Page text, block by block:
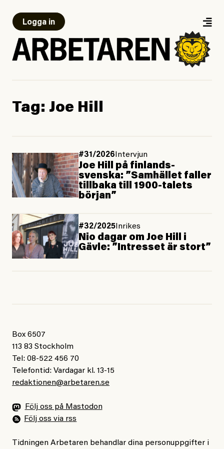
Logga in
Tag: Joe Hill
#31/2026Intervjun
Joe Hill på finlands­
svenska: ”Samhället faller
tillbaka till 1900-talets
början”
#32/2025 Inrikes
Nio dagar om Joe Hill i
Gävle: ”Intresset är stort”
Box 6507
113 83 Stockholm
Tel: 08-522 456 70
Telefontid: Vardagar kl. 13-15
redaktionen@arbetaren.se
Följ oss på Mastodon
Följ oss via rss
Tidningen Arbetaren behandlar dina personuppgifter i